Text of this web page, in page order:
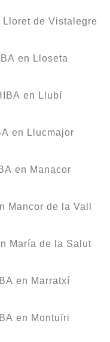
de Vistalegre
en Lloseta
en Llubí
en Llucmajor
en Manacor
Mancor de la Vall
María de la Salut
en Marratxí
en Montuïri